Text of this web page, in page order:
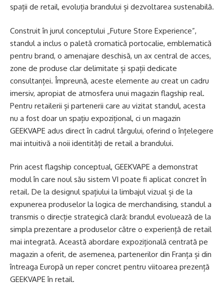
spații de retail, evoluția brandului și dezvoltarea sustenabilă.
Construit în jurul conceptului „Future Store Experience”,
standul a inclus o paletă cromatică portocalie, emblematică
pentru brand, o amenajare deschisă, un ax central de acces,
zone de produse clar delimitate și spații dedicate
consultanței. Împreună, aceste elemente au creat un cadru
imersiv, apropiat de atmosfera unui magazin flagship real.
Pentru retailerii și partenerii care au vizitat standul, acesta
nu a fost doar un spațiu expozițional, ci un magazin
GEEKVAPE adus direct în cadrul târgului, oferind o înțelegere
mai intuitivă a noii identități de retail a brandului.
Prin acest flagship conceptual, GEEKVAPE a demonstrat
modul în care noul său sistem VI poate fi aplicat concret în
retail. De la designul spațiului la limbajul vizual și de la
expunerea produselor la logica de merchandising, standul a
transmis o direcție strategică clară: brandul evoluează de la
simpla prezentare a produselor către o experiență de retail
mai integrată. Această abordare expozițională centrată pe
magazin a oferit, de asemenea, partenerilor din Franța și din
întreaga Europă un reper concret pentru viitoarea prezență
GEEKVAPE în retail.